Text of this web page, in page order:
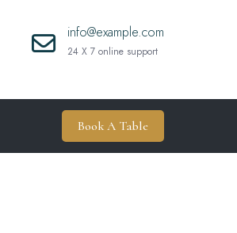
info@example.com
24 X 7 online support
Book A Table